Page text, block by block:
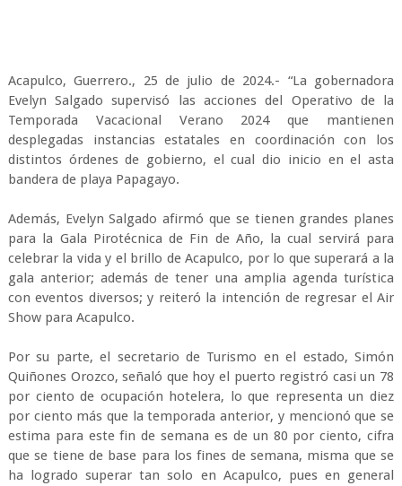
Acapulco, Guerrero., 25 de julio de 2024.- “La gobernadora
Evelyn Salgado supervisó las acciones del Operativo de la
Temporada Vacacional Verano 2024 que mantienen
desplegadas instancias estatales en coordinación con los
distintos órdenes de gobierno, el cual dio inicio en el asta
bandera de playa Papagayo.
Además, Evelyn Salgado afirmó que se tienen grandes planes
para la Gala Pirotécnica de Fin de Año, la cual servirá para
celebrar la vida y el brillo de Acapulco, por lo que superará a la
gala anterior; además de tener una amplia agenda turística
con eventos diversos; y reiteró la intención de regresar el Air
Show para Acapulco.
Por su parte, el secretario de Turismo en el estado, Simón
Quiñones Orozco, señaló que hoy el puerto registró casi un 78
por ciento de ocupación hotelera, lo que representa un diez
por ciento más que la temporada anterior, y mencionó que se
estima para este fin de semana es de un 80 por ciento, cifra
que se tiene de base para los fines de semana, misma que se
ha logrado superar tan solo en Acapulco, pues en general